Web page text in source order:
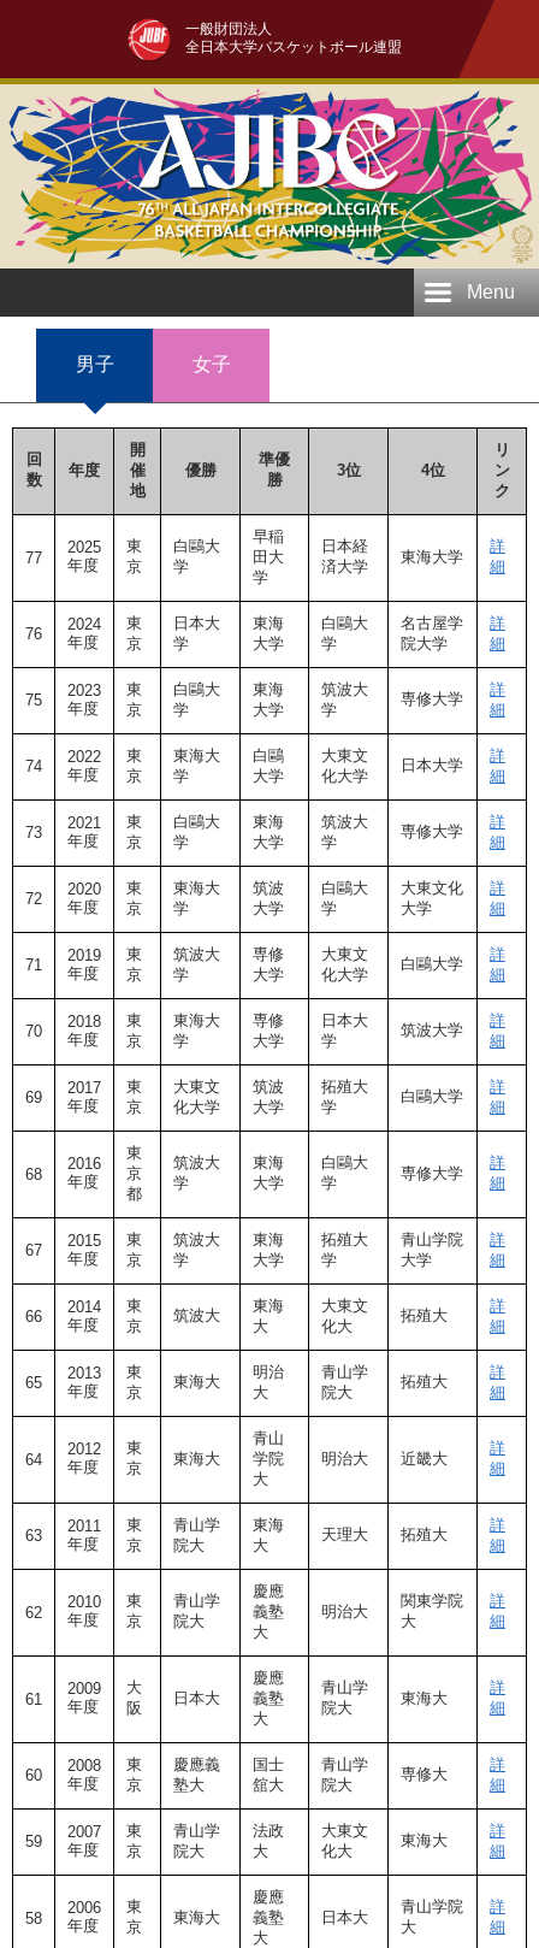
一般財団法人
全日本大学バスケットボール連盟
Menu
男子 女子
回
数
年度
開
催
地
優勝
準優
勝
3位 4位
リ
ン
ク
77
2025
年度
東
京
白鷗大
学
早稲
田大
学
日本経
済大学
東海大学
詳
細
76
2024
年度
東
京
日本大
学
東海
大学
白鷗大
学
名古屋学
院大学
詳
細
75
2023
年度
東
京
白鷗大
学
東海
大学
筑波大
学
専修大学
詳
細
74
2022
年度
東
京
東海大
学
白鷗
大学
大東文
化大学
日本大学
詳
細
73
2021
年度
東
京
白鷗大
学
東海
大学
筑波大
学
専修大学
詳
細
72
2020
年度
東
京
東海大
学
筑波
大学
白鷗大
学
大東文化
大学
詳
細
71
2019
年度
東
京
筑波大
学
専修
大学
大東文
化大学
白鷗大学
詳
細
70
2018
年度
東
京
東海大
学
専修
大学
日本大
学
筑波大学
詳
細
69
2017
年度
東
京
大東文
化大学
筑波
大学
拓殖大
学
白鷗大学
詳
細
68
2016
年度
東
京
都
筑波大
学
東海
大学
白鷗大
学
専修大学
詳
細
67
2015
年度
東
京
筑波大
学
東海
大学
拓殖大
学
青山学院
大学
詳
細
66
2014
年度
東
京
筑波大
東海
大
大東文
化大
拓殖大
詳
細
65
2013
年度
東
京
東海大
明治
大
青山学
院大
拓殖大
詳
細
64
2012
年度
東
京
東海大
青山
学院
大
明治大 近畿大
詳
細
63
2011
年度
東
京
青山学
院大
東海
大
天理大 拓殖大
詳
細
62
2010
年度
東
京
青山学
院大
慶應
義塾
大
明治大
関東学院
大
詳
細
61
2009
年度
大
阪
日本大
慶應
義塾
大
青山学
院大
東海大
詳
細
60
2008
年度
東
京
慶應義
塾大
国士
舘大
青山学
院大
専修大
詳
細
59
2007
年度
東
京
青山学
院大
法政
大
大東文
化大
東海大
詳
細
58
2006
年度
東
京
東海大
慶應
義塾
大
日本大
青山学院
大
詳
細